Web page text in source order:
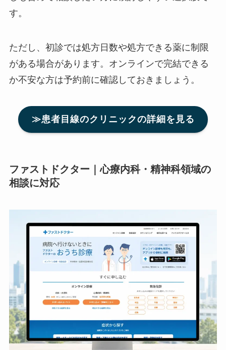
す。
ただし、初診では処方日数や処方できる薬に制限
がある場合があります。オンラインで完結できる
か不安な方は予約前に確認しておきましょう。
≫患者目線のクリニックの詳細を見る
ファストドクター｜心療内科・精神科領域の
相談に対応